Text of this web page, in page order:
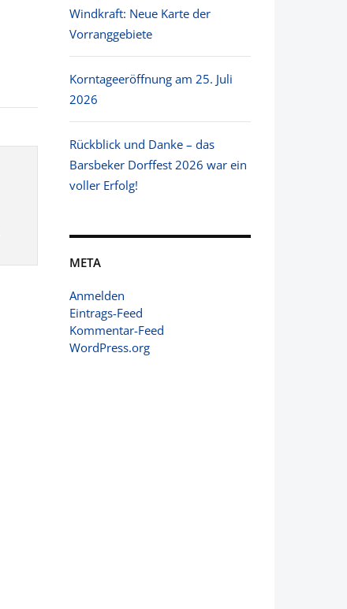
Windkraft: Neue Karte der
Vorranggebiete
Korntageeröffnung am 25. Juli
2026
Rückblick und Danke – das
Barsbeker Dorffest 2026 war ein
voller Erfolg!
META
Anmelden
Eintrags-Feed
Kommentar-Feed
WordPress.org